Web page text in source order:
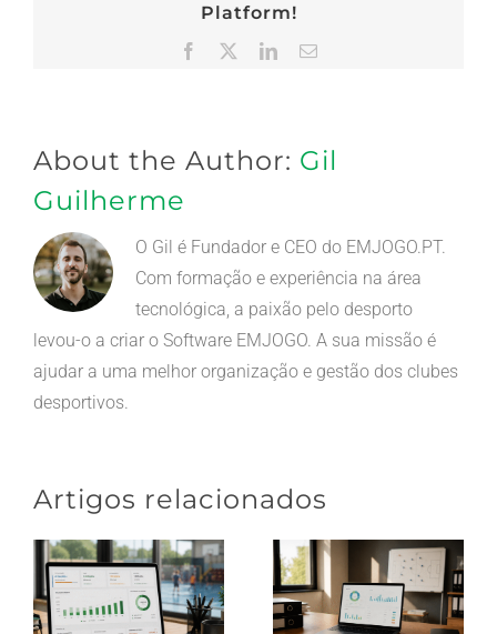
Platform!
Facebook LinkedInEmail
About the Author: Gil
Guilherme
O Gil é Fundador e CEO do EMJOGO.PT.
Com formação e experiência na área
tecnológica, a paixão pelo desporto
levou-o a criar o Software EMJOGO. A sua missão é
ajudar a uma melhor organização e gestão dos clubes
desportivos.
Artigos relacionados